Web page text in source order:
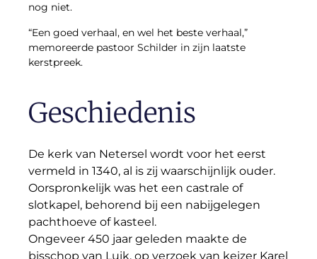
nog niet.
“Een goed verhaal, en wel het beste verhaal,”
memoreerde pastoor Schilder in zijn laatste
kerstpreek.
Geschiedenis
De kerk van Netersel wordt voor het eerst
vermeld in 1340, al is zij waarschijnlijk ouder.
Oorspronkelijk was het een castrale of
slotkapel, behorend bij een nabijgelegen
pachthoeve of kasteel.
Ongeveer 450 jaar geleden maakte de
bisschop van Luik, op verzoek van keizer Karel